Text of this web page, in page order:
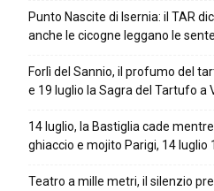
Punto Nascite di Isernia: il TAR
anche le cicogne leggano le
Forlì del Sannio, il profumo del
e 19 luglio la Sagra del Tartufo a
14 luglio, la Bastiglia cade
ghiaccio e mojito Parigi, 14 luglio
Teatro a mille metri, il silenzio